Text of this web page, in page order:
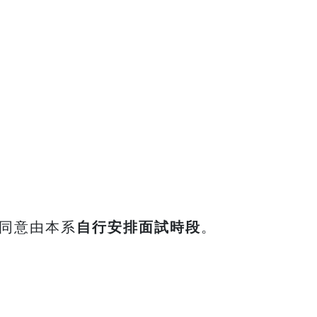
意由本系 自行安排面試時段。